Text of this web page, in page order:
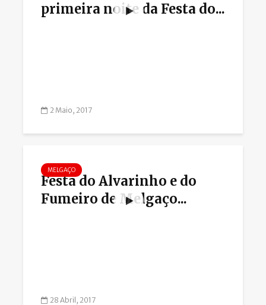
primeira noite da Festa do...
2 Maio, 2017
MELGAÇO
Festa do Alvarinho e do
Fumeiro de Melgaço...
28 Abril, 2017